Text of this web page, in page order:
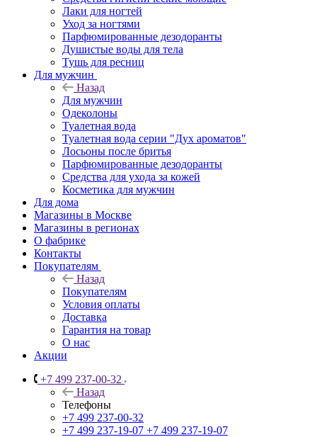
Лаки для ногтей
Уход за ногтями
Парфюмированные дезодоранты
Душистые воды для тела
Тушь для ресниц
Для мужчин
Назад
Для мужчин
Одеколоны
Туалетная вода
Туалетная вода серии "Дух ароматов"
Лосьоны после бритья
Парфюмированные дезодоранты
Средства для ухода за кожей
Косметика для мужчин
Для дома
Магазины в Москве
Магазины в регионах
О фабрике
Контакты
Покупателям
Назад
Покупателям
Условия оплаты
Доставка
Гарантия на товар
О нас
Акции
+7 499 237-00-32
Назад
Телефоны
+7 499 237-00-32
+7 499 237-19-07 +7 499 237-19-07